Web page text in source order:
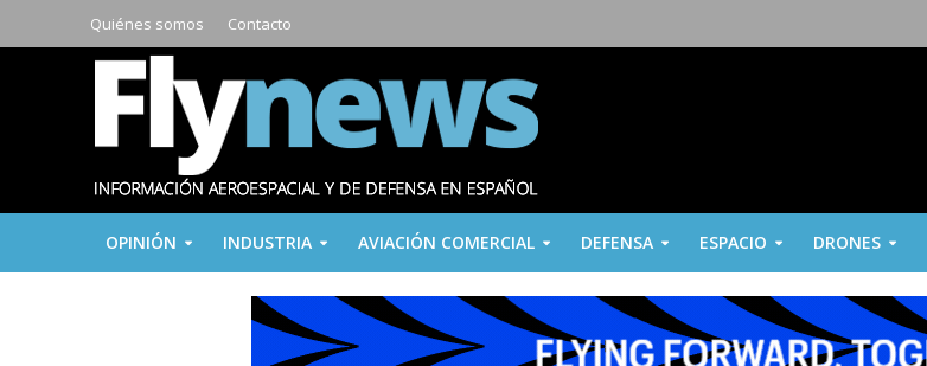
Quiénes somos Contacto
OPINIÓN INDUSTRIA AVIACIÓN COMERCIAL DEFENSA ESPACIO DRONES